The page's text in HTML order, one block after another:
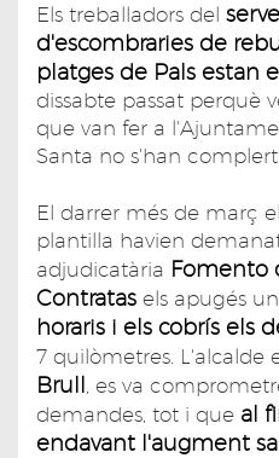
Els treballadors del
d'escombraries de
platges de Pals estan
dissabte passat perquè
que van fer a
Santa no s'han
El darrer més de març
plantilla havien
adjudicatària Fomento
Contratas els apugés un
horaris i els cobrís els
7 quilòmetres. L'alcalde
Brull , es va
demandes, tot i que al
endavant l'augment